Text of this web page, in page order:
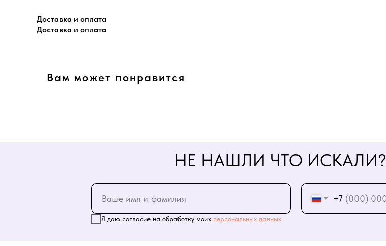
Доставка и оплата
Доставка и оплата
Вам может понравится
+7
Я даю согласие на обработку моих персональных данных
НЕ НАШЛИ ЧТО ИСКАЛИ?